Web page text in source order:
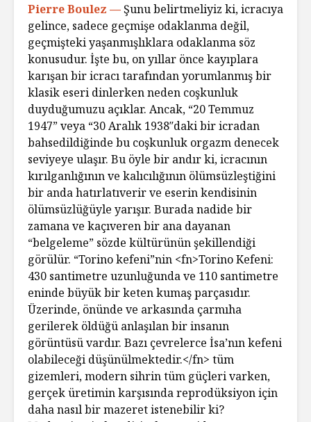
Pierre Boulez —Şunu belirtmeliyiz ki, icracıya
gelince, sadece geçmişe odaklanma değil,
geçmişteki yaşanmışlıklara odaklanma söz
konusudur. İşte bu, on yıllar önce kayıplara
karışan bir icracı tarafından yorumlanmış bir
klasik eseri dinlerken neden coşkunluk
duyduğumuzu açıklar. Ancak, “20 Temmuz
1947” veya “30 Aralık 1938″daki bir icradan
bahsedildiğinde bu coşkunluk orgazm denecek
seviyeye ulaşır. Bu öyle bir andır ki, icracının
kırılganlığının ve kalıcılığının ölümsüzleştiğini
bir anda hatırlatıverir ve eserin kendisinin
ölümsüzlüğüyle yarışır. Burada nadide bir
zamana ve kaçıveren bir ana dayanan
“belgeleme” sözde kültürünün şekillendiği
görülür. “Torino kefeni”nin <fn>Torino Kefeni:
430 santimetre uzunluğunda ve 110 santimetre
eninde büyük bir keten kumaş parçasıdır.
Üzerinde, önünde ve arkasında çarmıha
gerilerek öldüğü anlaşılan bir insanın
görüntüsü vardır. Bazı çevrelerce İsa’nın kefeni
olabileceği düşünülmektedir.</fn> tüm
gizemleri, modern sihrin tüm güçleri varken,
gerçek üretimin karşısında reprodüksiyon için
daha nasıl bir mazeret istenebilir ki?